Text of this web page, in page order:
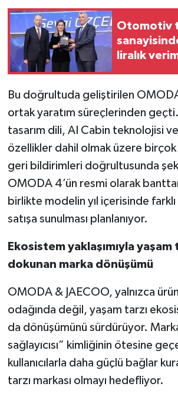
Otomotiv
sanayisinde 297
liralık
Bu doğrultuda geliştirilen
ortak yaratım süreçlerinden
tasarım dili, AI Cabin teknolojisi
özellikler dahil olmak üzere birçok
geri bildirimleri doğrultusunda
OMODA 4’ün resmi olarak
birlikte modelin yıl içerisinde
satışa sunulması planlanıyor.
Ekosistem yaklaşımıyla yaşam
dokunan marka dönüşümü
OMODA & JAECOO, yalnızca
odağında değil, yaşam tarzı
da dönüşümünü sürdürüyor.
sağlayıcısı” kimliğinin ötesine
kullanıcılarla daha güçlü bağlar
tarzı markası olmayı hedefliyor.